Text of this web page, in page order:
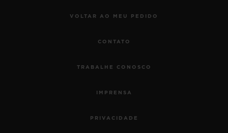
VOLTAR AO MEU PEDIDO
CONTATO
TRABALHE CONOSCO
IMPRENSA
PRIVACIDADE